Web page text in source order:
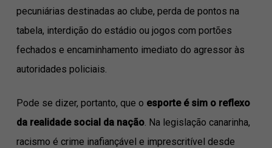
pecuniárias destinadas ao clube, perda de pontos na
tabela, interdição do estádio ou jogos com portões
fechados e encaminhamento imediato do agressor às
autoridades policiais.
Pode se dizer, portanto, que o esporte é sim o reflexo
da realidade social da nação. Na legislação canarinha,
racismo é crime inafiançável e imprescritível desde